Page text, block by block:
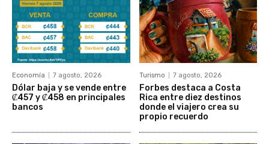
Economía 7 agosto, 2026
Dólar baja y se vende entre
₡457 y ₡458 en principales
bancos
Turismo 7 agosto, 2026
Forbes destaca a Costa
Rica entre diez destinos
donde el viajero crea su
propio recuerdo